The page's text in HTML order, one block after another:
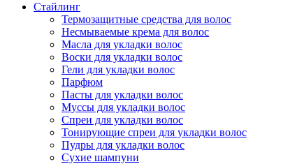
Стайлинг
Термозащитные средства для волос
Несмываемые крема для волос
Масла для укладки волос
Воски для укладки волос
Гели для укладки волос
Парфюм
Пасты для укладки волос
Муссы для укладки волос
Спреи для укладки волос
Тонирующие спреи для укладки волос
Пудры для укладки волос
Сухие шампуни